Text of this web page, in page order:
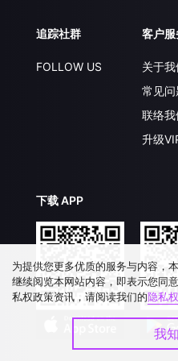
追踪社群
FOLLOW US
客户服
关于我
常见问
联络我
升级
下载 APP
为提供您更多优质的服务与内容，
继续阅览本网站内容，即表示您同
私权政策资讯，请阅读我们的隐私
我